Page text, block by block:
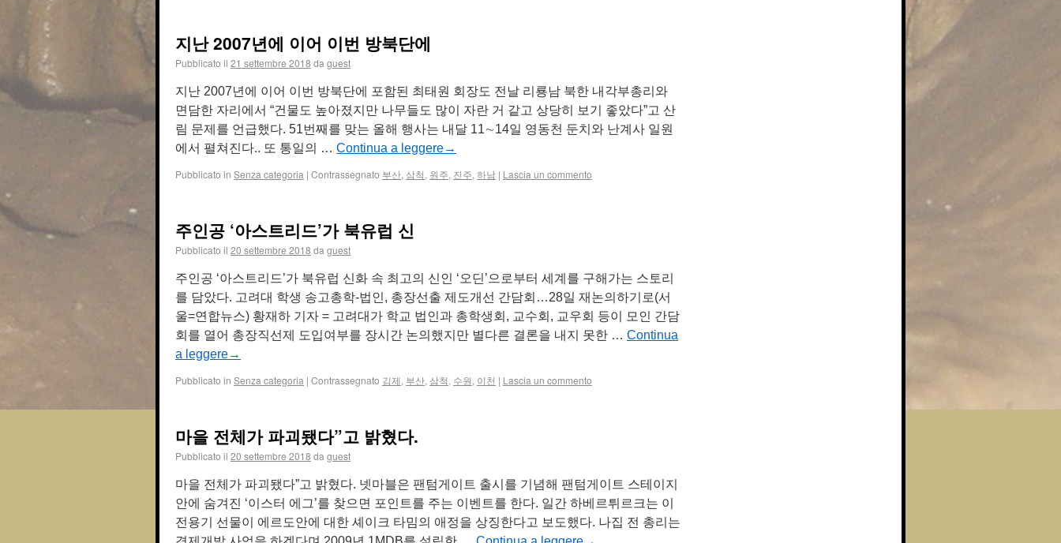
지난 2007년에 이어 이번 방북단에
Pubblicato il 21 settembre 2018 da guest
지난 2007년에 이어 이번 방북단에 포함된 최태원 회장도 전날 리룡남 북한 내각부총리와
면담한 자리에서 “건물도 높아졌지만 나무들도 많이 자란 거 같고 상당히 보기 좋았다”고 산
림 문제를 언급했다. 51번째를 맞는 올해 행사는 내달 11∼14일 영동천 둔치와 난계사 일원
에서 펼쳐진다.. 또 통일의 … Continua a leggere→
Pubblicato in Senza categoria | Contrassegnato 부산, 삼척, 원주, 진주, 하남 | Lascia un commento
주인공 ‘아스트리드’가 북유럽 신
Pubblicato il 20 settembre 2018 da guest
주인공 ‘아스트리드’가 북유럽 신화 속 최고의 신인 ‘오딘’으로부터 세계를 구해가는 스토리
를 담았다. 고려대 학생 송고총학-법인, 총장선출 제도개선 간담회…28일 재논의하기로(서
울=연합뉴스) 황재하 기자 = 고려대가 학교 법인과 총학생회, 교수회, 교우회 등이 모인 간담
회를 열어 총장직선제 도입여부를 장시간 논의했지만 별다른 결론을 내지 못한 … Continua
a leggere→
Pubblicato in Senza categoria | Contrassegnato 김제, 부산, 삼척, 수원, 이천 | Lascia un commento
마을 전체가 파괴됐다”고 밝혔다.
Pubblicato il 20 settembre 2018 da guest
마을 전체가 파괴됐다”고 밝혔다. 넷마블은 팬텀게이트 출시를 기념해 팬텀게이트 스테이지
안에 숨겨진 ‘이스터 에그’를 찾으면 포인트를 주는 이벤트를 한다. 일간 하베르튀르크는 이
전용기 선물이 에르도안에 대한 셰이크 타밈의 애정을 상징한다고 보도했다. 나집 전 총리는